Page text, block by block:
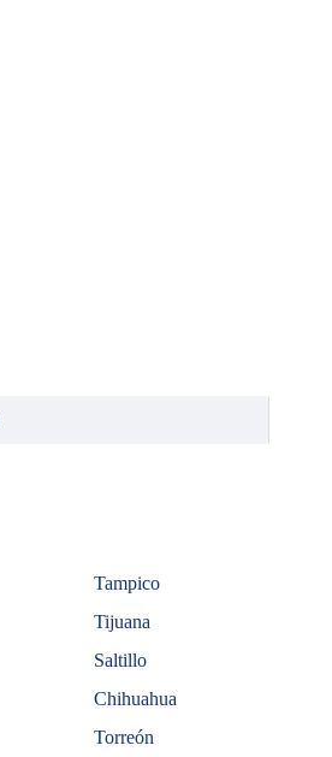
Tampico
Tijuana
Saltillo
Chihuahua
Torreón